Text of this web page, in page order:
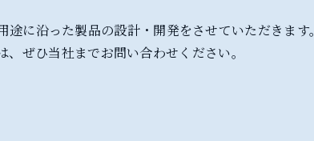
に沿った製品の設計・開発をさせていただきます。
、ぜひ当社までお問い合わせください。